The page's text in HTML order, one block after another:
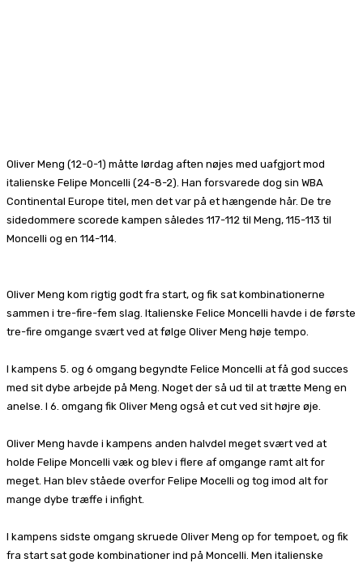
Oliver Meng (12-0-1) måtte lørdag aften nøjes med uafgjort mod
italienske Felipe Moncelli (24-8-2). Han forsvarede dog sin WBA
Continental Europe titel, men det var på et hængende hår. De tre
sidedommere scorede kampen således 117-112 til Meng, 115-113 til
Moncelli og en 114-114.
Oliver Meng kom rigtig godt fra start, og fik sat kombinationerne
sammen i tre-fire-fem slag. Italienske Felice Moncelli havde i de første
tre-fire omgange svært ved at følge Oliver Meng høje tempo.
I kampens 5. og 6 omgang begyndte Felice Moncelli at få god succes
med sit dybe arbejde på Meng. Noget der så ud til at trætte Meng en
anelse. I 6. omgang fik Oliver Meng også et cut ved sit højre øje.
Oliver Meng havde i kampens anden halvdel meget svært ved at
holde Felipe Moncelli væk og blev i flere af omgange ramt alt for
meget. Han blev ståede overfor Felipe Mocelli og tog imod alt for
mange dybe træffe i infight.
I kampens sidste omgang skruede Oliver Meng op for tempoet, og fik
fra start sat gode kombinationer ind på Moncelli. Men italienske